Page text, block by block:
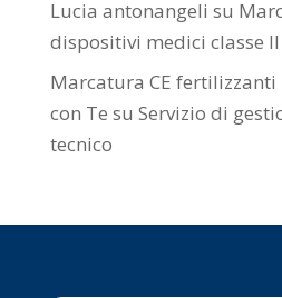
Lucia antonangeli su
dispositivi medici classe II
Marcatura CE fertilizzanti
con Te su Servizio di
tecnico